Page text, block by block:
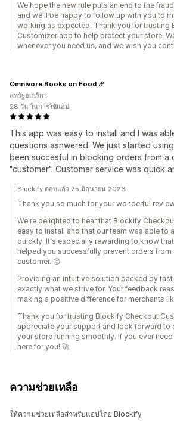
We hope the new rule puts an end to the
and we'll be happy to follow up with you to
working as expected. Thank you for trusting
Customizer app to help protect your store.
whenever you need us, and we wish you
This app was easy to install and I was
questions asnwered. We just started
been succesful in blocking orders from a
"customer". Customer service was quick
Omnivore Books on Food
สหรัฐอเมริกา
28 วัน ในการใช้แอป
Blockify ตอบแล้ว 25 มิถุนายน 2026
Thank you so much for your wonderful
We're delighted to hear that Blockify
easy to install and that our team was able to
quickly. It's especially rewarding to know
helped you successfully prevent orders from
customer. 😊
Providing an intuitive solution backed by
exactly what we strive for. Your feedback
making a positive difference for merchants
Thank you for trusting Blockify Checkout
appreciate your support and look forward to
your store running smoothly. If you ever
here for you! 🚀
ความช่วยเหลือ
ให้ความช่วยเหลือสำหรับแอปโดย Blockify